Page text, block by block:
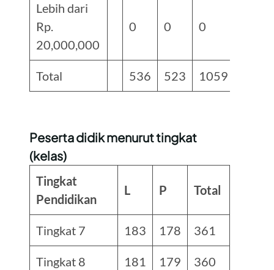
Lebih dari
Rp.
20,000,000
0 0 0
Total 536 523 1059
Peserta didik menurut tingkat
(kelas)
Tingkat
Pendidikan
L P Total
Tingkat 7 183 178 361
Tingkat 8 181 179 360